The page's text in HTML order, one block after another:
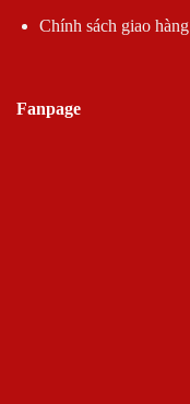
Chính sách giao hàng
Fanpage